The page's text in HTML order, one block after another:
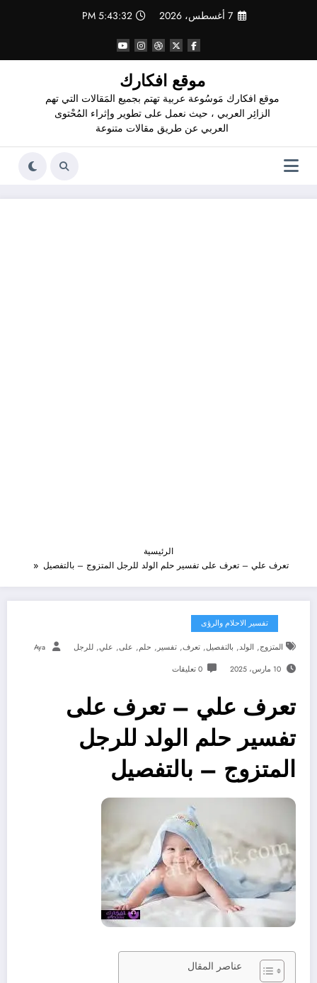
7 أغسطس، 2026 5:43:32 PM
موقع افكارك
موقع افكارك مَوسُوعة عربية تهتم بجميع المَقالات التي تهم
الزائِر العربي ، حيث نعمل على تطوير وإثراء المُحْتوى
العربي عن طريق مقالات متنوعة
الرئيسية
تعرف علي – تعرف على تفسير حلم الولد للرجل المتزوج – بالتفصيل
تفسير الاحلام والرؤى
المتزوج, الولد, بالتفصيل, تعرف, تفسير , حلم, على, علي, للرجل Aya
10 مارس، 2025 0 تعليقات
تعرف علي – تعرف على
تفسير حلم الولد للرجل
المتزوج – بالتفصيل
عناصر المقال